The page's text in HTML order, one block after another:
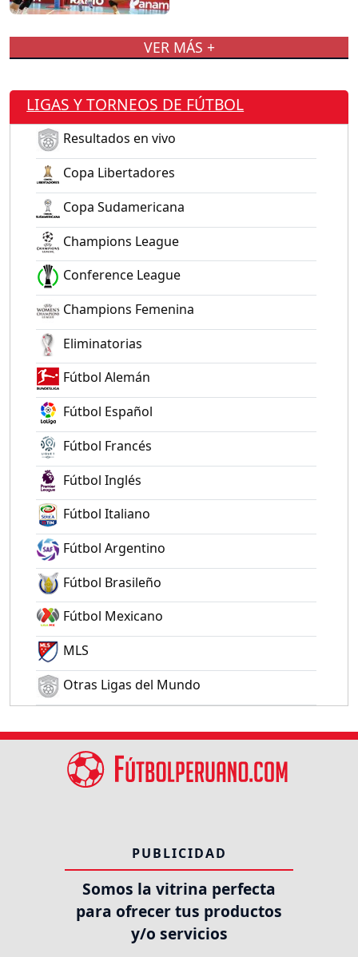
VER MÁS +
LIGAS Y TORNEOS DE FÚTBOL
Resultados en vivo
Copa Libertadores
Copa Sudamericana
Champions League
Conference League
Champions Femenina
Eliminatorias
Fútbol Alemán
Fútbol Español
Fútbol Francés
Fútbol Inglés
Fútbol Italiano
Fútbol Argentino
Fútbol Brasileño
Fútbol Mexicano
MLS
Otras Ligas del Mundo
PUBLICIDAD
Somos la vitrina perfecta
para ofrecer tus productos
y/o servicios